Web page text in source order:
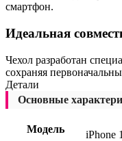
смартфон.
Идеальная
Чехол разработан
сохраняя
Детали
Основные
Модель
iPhone